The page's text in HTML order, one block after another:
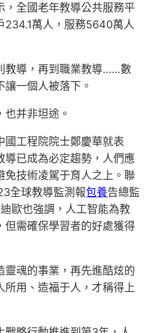
，全國老年教導公共服務平
234.1萬人，服務5640萬人
教導，再到職業教導……數
一個人被落下。
并非坦途。
國工程院院士鄭慶華就表
導已成為必定趨勢，人們應
免技術凌駕于育人之上。聯
全球教導監測報包養告總監
迪歐也強調，人工智能為教
但需確保學習者的好處獲得
靈魂的事業，再先進酷炫的
所用、造福于人，才稱得上